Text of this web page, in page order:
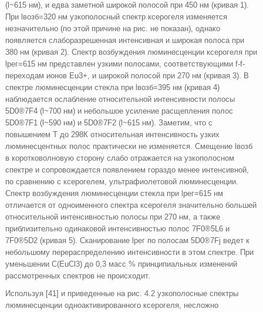
(l~615 нм), и едва заметной широкой полосой при 450 нм (кривая 1).
При lвозб=320 нм узкополосный спектр ксерогеля изменяется
незначительно (по этой причине на рис. не показан), однако
появляется слаборазрешенная интенсивная и широкая полоса при
380 нм (кривая 2). Спектр возбуждения люминесценции ксерогеля при
lрег=615 нм представлен узкими полосами, соответствующими f-f-
переходам ионов Eu3+, и широкой полосой при 270 нм (кривая 3). В
спектре люминесценции стекла при lвозб=395 нм (кривая 4)
наблюдается ослабление относительной интенсивности полосы
5D0®7F4 (l~700 нм) и небольшое усиление расщепления полос
5D0®7F1 (l~590 нм) и 5D0®7F2 (l~615 нм). Заметим, что с
повышением Т до 298К относительная интенсивность узких
люминесцентных полос практически не изменяется. Смещение lвозб
в коротковолновую сторону слабо отражается на узкополосном
спектре и сопровождается появлением гораздо менее интенсивной,
по сравнению с ксерогелем, ультрафиолетовой люминесценции.
Спектр возбуждения люминесценции стекла при lрег=615 нм
отличается от одноименного спектра ксерогеля значительно большей
относительной интенсивностью полосы при 270 нм, а также
приблизительно одинаковой интенсивностью полос 7F0®5L6 и
7F0®5D2 (кривая 5). Сканирование lрег по полосам 5D0®7Fj ведет к
небольшому перераспределению интенсивности в этом спектре. При
уменьшении С(EuCl3) до 0,3 масс % принципиальных изменений
рассмотренных спектров не происходит.
Используя [41] и приведенные на рис. 4.2 узкополосные спектры
люминесценции одноактивированного ксерогеля, несложно